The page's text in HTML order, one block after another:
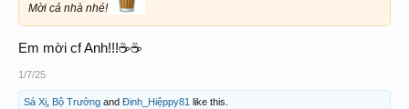
Mời cả nhà nhé!
Em mời cf Anh!!!☕️☕️
1/7/25
Sá Xị Bộ Trưởng and Đinh_Hiệppy81 like this.